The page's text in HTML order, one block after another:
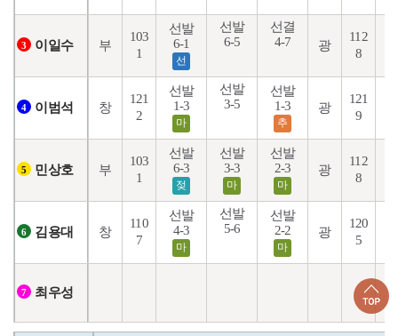
3 이일수 부
103
1
선발
6-1
선
선발
6-5
선결
4-7
광
112
8
4 이범석 창
121
2
선발
1-3
마
선발
3-5
선발
1-3
추
광
121
9
5 민상호 부
103
1
선발
6-3
젖
선발
3-3
마
선발
2-3
마
광
112
8
6 김용대 창
110
7
선발
4-3
마
선발
5-6
선발
2-2
마
광
120
5
7 최우성